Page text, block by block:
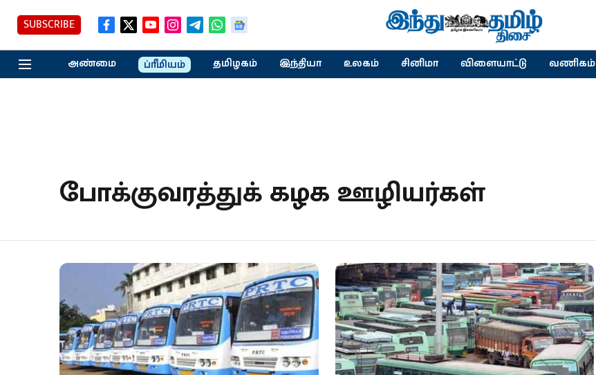
SUBSCRIBE
அண்மை ப்ரீமியம் தமிழகம் இந்தியா உலகம் சினிமா விளையாட்டு வணிகம்
போக்குவரத்துக் கழக ஊழியர்கள்